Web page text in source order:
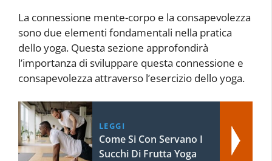
La connessione mente-corpo e la consapevolezza
sono due elementi fondamentali nella pratica
dello yoga. Questa sezione approfondirà
l’importanza di sviluppare questa connessione e
consapevolezza attraverso l’esercizio dello yoga.
LEGGI
Come Si Con Servano I
Succhi Di Frutta Yoga